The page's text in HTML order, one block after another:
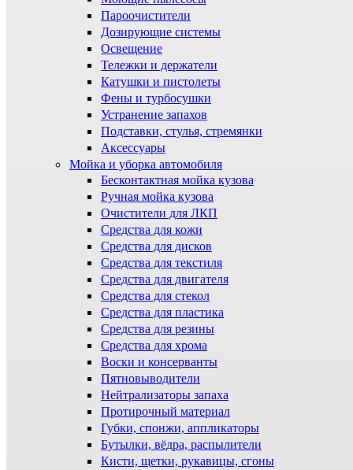
Пароочистители
Дозирующие системы
Освещение
Тележки и держатели
Катушки и пистолеты
Фены и турбосушки
Устранение запахов
Подставки, стулья, стремянки
Аксессуары
Мойка и уборка автомобиля
Бесконтактная мойка кузова
Ручная мойка кузова
Очистители для ЛКП
Средства для кожи
Средства для дисков
Средства для текстиля
Средства для двигателя
Средства для стекол
Средства для пластика
Средства для резины
Средства для хрома
Воски и консерванты
Пятновыводители
Нейтрализаторы запаха
Протирочный материал
Губки, спонжи, аппликаторы
Бутылки, вёдра, распылители
Кисти, щетки, рукавицы, сгоны